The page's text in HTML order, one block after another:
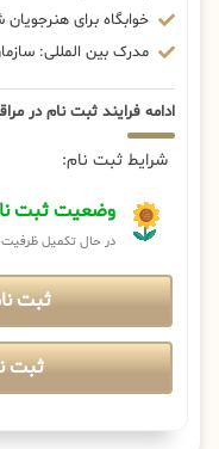
خوابگاه برای هنرجویان
مدرک بین المللی:
ادامه فرایند ثبت نام در
شرایط ثبت نام:
وضعیت ثبت
در حال تکمیل
ثبت
ثبت